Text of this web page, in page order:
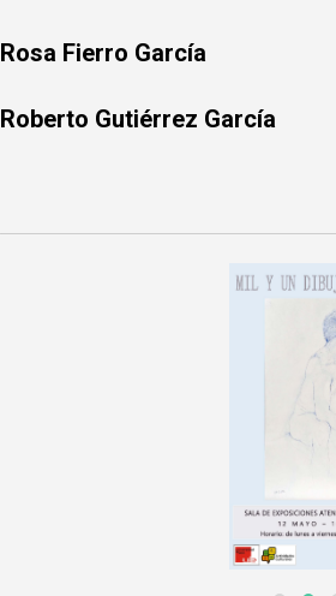
Rosa Fierro García
Roberto Gutiérrez García